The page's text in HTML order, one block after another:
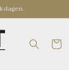
Cart